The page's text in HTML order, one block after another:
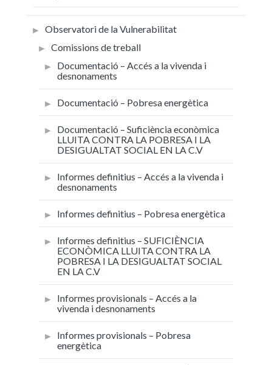
Observatori de la Vulnerabilitat
Comissions de treball
Documentació – Accés a la vivenda i
desnonaments
Documentació – Pobresa energètica
Documentació – Suficiència econòmica
LLUITA CONTRA LA POBRESA I LA
DESIGUALTAT SOCIAL EN LA C.V
Informes definitius – Accés a la vivenda i
desnonaments
Informes definitius – Pobresa energètica
Informes definitius – SUFICIÈNCIA
ECONÒMICA LLUITA CONTRA LA
POBRESA I LA DESIGUALTAT SOCIAL
EN LA C.V
Informes provisionals – Accés a la
vivenda i desnonaments
Informes provisionals – Pobresa
energètica